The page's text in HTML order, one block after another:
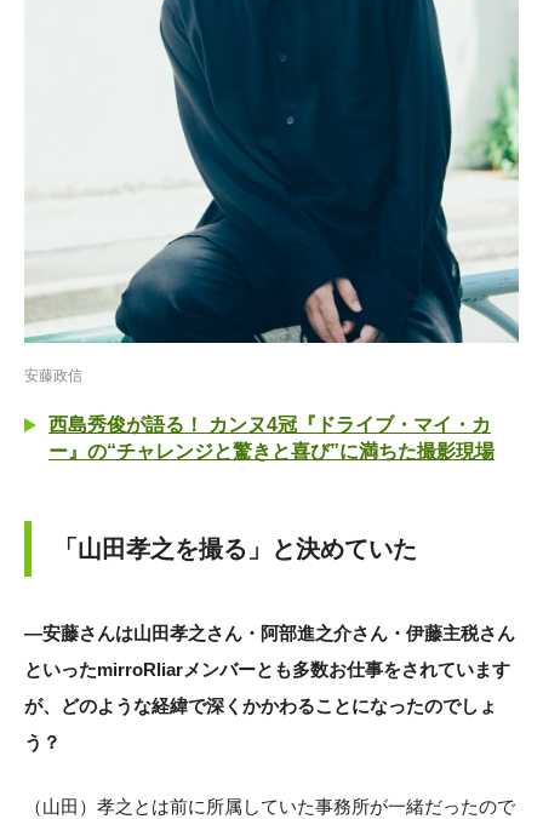
安藤政信
西島秀俊が語る！ カンヌ4冠『ドライブ・マイ・カ
ー』の“チャレンジと驚きと喜び”に満ちた撮影現場
「山田孝之を撮る」と決めていた
―安藤さんは山田孝之さん・阿部進之介さん・伊藤主税さん
といったmirroRliarメンバーとも多数お仕事をされています
が、どのような経緯で深くかかわることになったのでしょ
う？
（山田）孝之とは前に所属していた事務所が一緒だったので